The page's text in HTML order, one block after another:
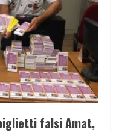
falsi Amat,